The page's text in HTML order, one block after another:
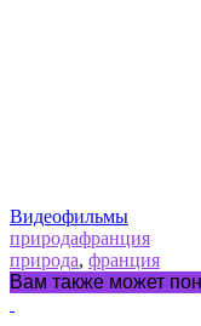
Видеофильмы
природафранция
природа, франция
Вам также может